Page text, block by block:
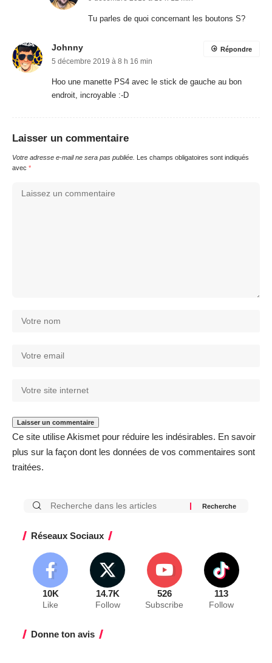
Tu parles de quoi concernant les boutons S?
Johnny
5 décembre 2019 à 8 h 16 min
Hoo une manette PS4 avec le stick de gauche au bon
endroit, incroyable :-D
Répondre
Laisser un commentaire
Votre adresse e-mail ne sera pas publiée.
Les champs obligatoires sont indiqués
avec *
Ce site utilise Akismet pour réduire les indésirables. En savoir
plus sur la façon dont les données de vos commentaires sont
traitées.
Réseaux Sociaux
10K
Like
14.7K
Follow
526
Subscribe
113
Follow
Donne ton avis